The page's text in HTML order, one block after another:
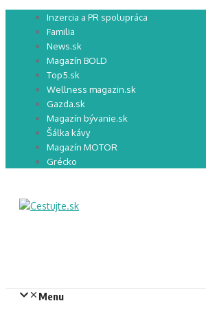
Preskočiť Inzercia a PR spolupráca
Familia
News.sk
Magazín BOLD
Top5.sk
Wellness magazin.sk
Gazda.sk
Magazín bývanie.sk
Šálka kávy
Magazín MOTOR
Grécko
Menu